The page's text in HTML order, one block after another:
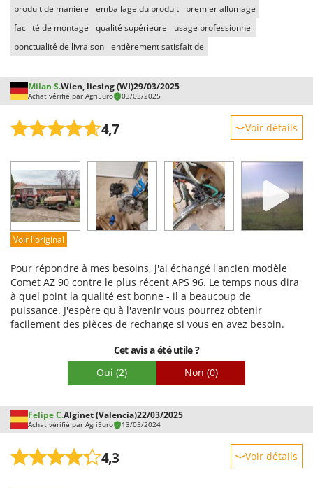
Seven Italy
Shark
Silky
Sirman
Smartwood
Snapper
Solidur
Spice Electronics
Spiralmac
Spyro
Stanley
Stiga
Sunseeker
T
Tecla
TecnoGen
Tellarini Pompe
Telwin
produit de manière emballage du produit
premier allumage
facilité de montage
qualité supérieure
usage professionnel
ponctualité de livraison entièrement satisfait de
Milan S.Wien, liesing (WI)29/03/2025
Achat vérifié par AgriEuro 03/03/2025
4,7 Voir détails
Prestations
Facilité d'utilisation
Qualité / Prix
Facilité de montage
Voir l'original
Pour répondre à mes besoins, j'ai échangé l'ancien modèle
Comet AZ 90 contre le plus récent APS 96. Le temps nous dira
à quel point la qualité est bonne - il a beaucoup de
puissance. J'espère qu'à l'avenir vous pourrez obtenir
facilement des pièces de rechange si vous en avez besoin.
Cet avis a été utile ?
Oui (2) Non (0)
Felipe C.Alginet (Valencia)22/03/2025
Achat vérifié par AgriEuro 13/05/2024
4,3 Voir détails